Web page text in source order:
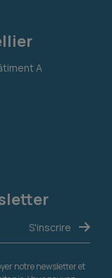
A
notre newsletter et